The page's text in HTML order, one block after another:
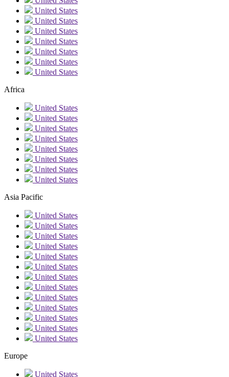
United States
United States
United States
United States
United States
United States
United States
Africa
United States
United States
United States
United States
United States
United States
United States
United States
Asia Pacific
United States
United States
United States
United States
United States
United States
United States
United States
United States
United States
United States
United States
United States
Europe
United States